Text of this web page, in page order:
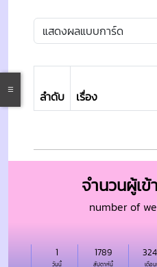
ลำดับ เรื่อง
จำนวนผู้เข้
number of
วันนี้
1
สัปดาห์นี้
1789
เดือ